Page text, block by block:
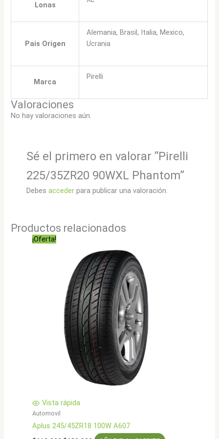
Lonas
Pais Origen
Alemania, Brasil, Italia, Mexico,
Ucrania
Marca
Pirelli
Valoraciones
No hay valoraciones aún.
Sé el primero en valorar “Pirelli
225/35ZR20 90WXL Phantom”
Debes accederpara publicar una valoración.
Productos relacionados
¡Oferta!
Vista rápida
Automovil
Aplus 245/45ZR18 100W A607